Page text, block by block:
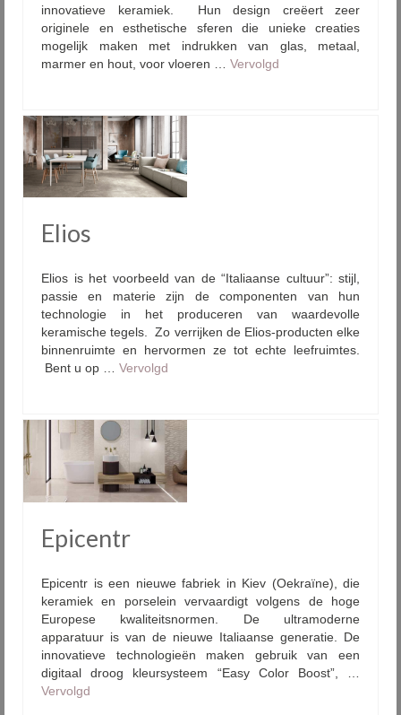
innovatieve keramiek. Hun design creëert zeer
originele en esthetische sferen die unieke creaties
mogelijk maken met indrukken van glas, metaal,
marmer en hout, voor vloeren … Vervolgd
Elios
Elios is het voorbeeld van de “Italiaanse cultuur”: stijl,
passie en materie zijn de componenten van hun
technologie in het produceren van waardevolle
keramische tegels. Zo verrijken de Elios-producten elke
binnenruimte en hervormen ze tot echte leefruimtes.
Bent u op … Vervolgd
Epicentr
Epicentr is een nieuwe fabriek in Kiev (Oekraïne), die
keramiek en porselein vervaardigt volgens de hoge
Europese kwaliteitsnormen. De ultramoderne
apparatuur is van de nieuwe Italiaanse generatie. De
innovatieve technologieën maken gebruik van een
digitaal droog kleursysteem “Easy Color Boost”, …
Vervolgd